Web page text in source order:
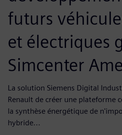
futurs
et électriques
Simcenter
La solution Siemens Digital
Renault de créer une plateforme
la synthèse énergétique de
hybride...